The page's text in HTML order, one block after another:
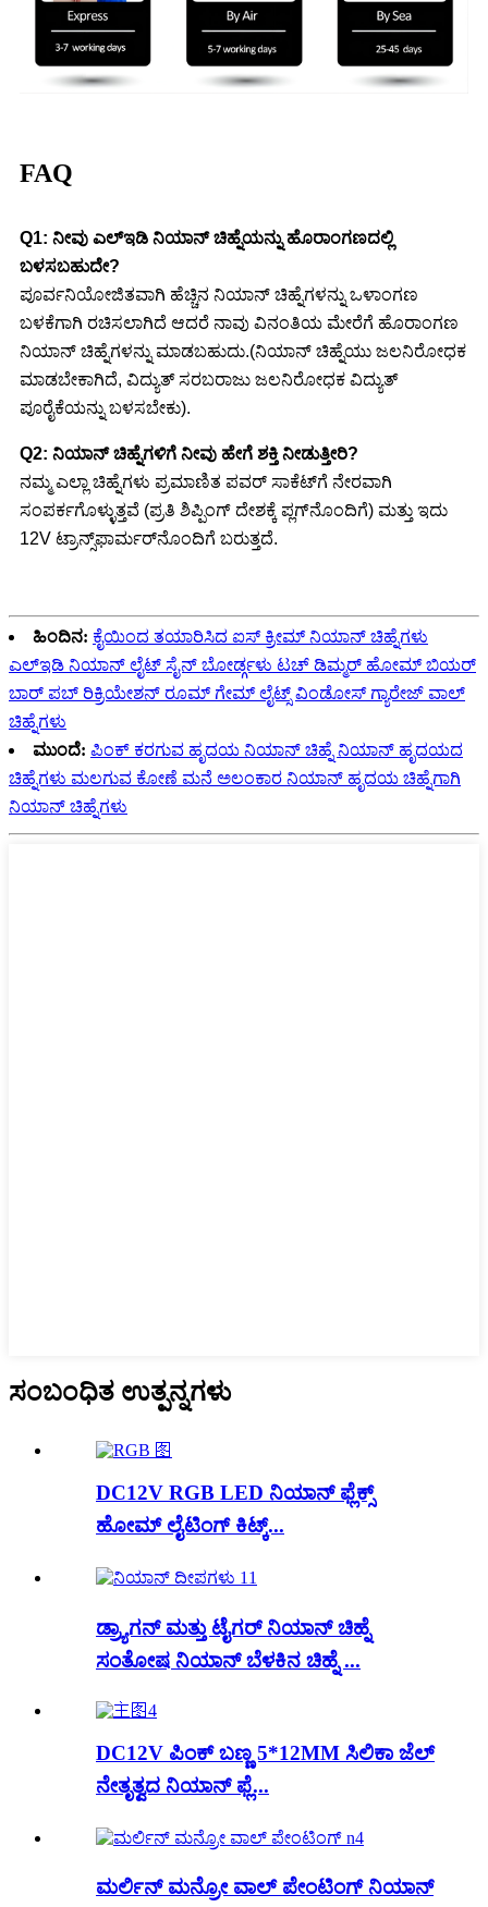
FAQ
Q1: ನೀವು ಎಲ್ಇಡಿ ನಿಯಾನ್ ಚಿಹ್ನೆಯನ್ನು ಹೊರಾಂಗಣದಲ್ಲಿ
ಬಳಸಬಹುದೇ?
ಪೂರ್ವನಿಯೋಜಿತವಾಗಿ ಹೆಚ್ಚಿನ ನಿಯಾನ್ ಚಿಹ್ನೆಗಳನ್ನು ಒಳಾಂಗಣ
ಬಳಕೆಗಾಗಿ ರಚಿಸಲಾಗಿದೆ ಆದರೆ ನಾವು ವಿನಂತಿಯ ಮೇರೆಗೆ ಹೊರಾಂಗಣ
ನಿಯಾನ್ ಚಿಹ್ನೆಗಳನ್ನು ಮಾಡಬಹುದು.(ನಿಯಾನ್ ಚಿಹ್ನೆಯು ಜಲನಿರೋಧಕ
ಮಾಡಬೇಕಾಗಿದೆ, ವಿದ್ಯುತ್ ಸರಬರಾಜು ಜಲನಿರೋಧಕ ವಿದ್ಯುತ್
ಪೂರೈಕೆಯನ್ನು ಬಳಸಬೇಕು).
Q2: ನಿಯಾನ್ ಚಿಹ್ನೆಗಳಿಗೆ ನೀವು ಹೇಗೆ ಶಕ್ತಿ ನೀಡುತ್ತೀರಿ?
ನಮ್ಮ ಎಲ್ಲಾ ಚಿಹ್ನೆಗಳು ಪ್ರಮಾಣಿತ ಪವರ್ ಸಾಕೆಟ್‌ಗೆ ನೇರವಾಗಿ
ಸಂಪರ್ಕಗೊಳ್ಳುತ್ತವೆ (ಪ್ರತಿ ಶಿಪ್ಪಿಂಗ್ ದೇಶಕ್ಕೆ ಪ್ಲಗ್‌ನೊಂದಿಗೆ) ಮತ್ತು ಇದು
12V ಟ್ರಾನ್ಸ್‌ಫಾರ್ಮರ್‌ನೊಂದಿಗೆ ಬರುತ್ತದೆ.
ಹಿಂದಿನ: ಕೈಯಿಂದ ತಯಾರಿಸಿದ ಐಸ್ ಕ್ರೀಮ್ ನಿಯಾನ್ ಚಿಹ್ನೆಗಳು
ಎಲ್ಇಡಿ ನಿಯಾನ್ ಲೈಟ್ ಸೈನ್ ಬೋರ್ಡ್ಗಳು ಟಚ್ ಡಿಮ್ಮರ್ ಹೋಮ್ ಬಿಯರ್
ಬಾರ್ ಪಬ್ ರಿಕ್ರಿಯೇಶನ್ ರೂಮ್ ಗೇಮ್ ಲೈಟ್ಸ್ ವಿಂಡೋಸ್ ಗ್ಯಾರೇಜ್ ವಾಲ್
ಚಿಹ್ನೆಗಳು
ಮುಂದೆ: ಪಿಂಕ್ ಕರಗುವ ಹೃದಯ ನಿಯಾನ್ ಚಿಹ್ನೆ ನಿಯಾನ್ ಹೃದಯದ
ಚಿಹ್ನೆಗಳು ಮಲಗುವ ಕೋಣೆ ಮನೆ ಅಲಂಕಾರ ನಿಯಾನ್ ಹೃದಯ ಚಿಹ್ನೆಗಾಗಿ
ನಿಯಾನ್ ಚಿಹ್ನೆಗಳು
ಸಂಬಂಧಿತ ಉತ್ಪನ್ನಗಳು
DC12V RGB LED ನಿಯಾನ್ ಫ್ಲೆಕ್ಸ್
ಹೋಮ್ ಲೈಟಿಂಗ್ ಕಿಟ್ಕ್...
ಡ್ರ್ಯಾಗನ್ ಮತ್ತು ಟೈಗರ್ ನಿಯಾನ್ ಚಿಹ್ನೆ
ಸಂತೋಷ ನಿಯಾನ್ ಬೆಳಕಿನ ಚಿಹ್ನೆ ...
DC12V ಪಿಂಕ್ ಬಣ್ಣ 5*12MM ಸಿಲಿಕಾ ಜೆಲ್
ನೇತೃತ್ವದ ನಿಯಾನ್ ಫ್ಲೆ...
ಮರ್ಲಿನ್ ಮನ್ರೋ ವಾಲ್ ಪೇಂಟಿಂಗ್ ನಿಯಾನ್